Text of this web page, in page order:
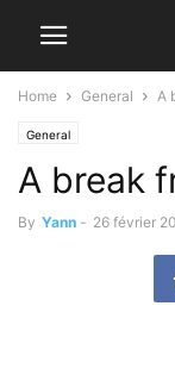
Home General A
General
A break
By Yann - 26 février